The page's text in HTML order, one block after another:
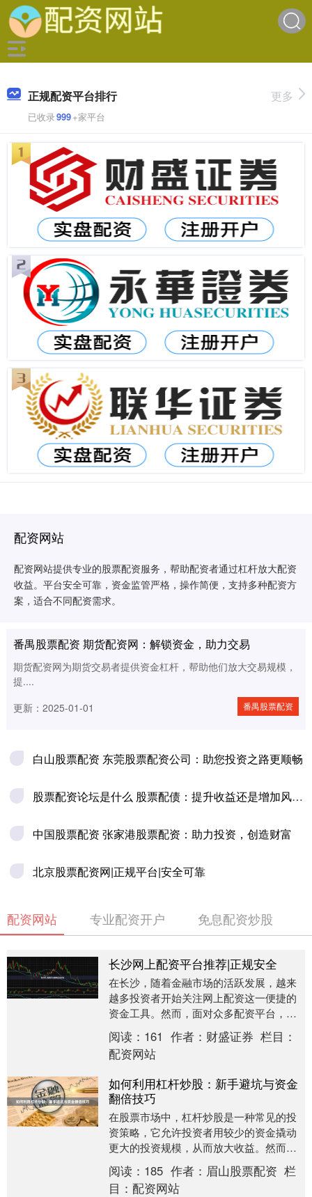
正规配资平台排行
已收录999+家平台
更多
配资网站
配资网站提供专业的股票配资服务，帮助配资者通过杠杆放大配资
收益。平台安全可靠，资金监管严格，操作简便，支持多种配资方
案，适合不同配资需求。
北京股票配资网|正规平台|安全可靠
番禺股票配资 期货配资网：解锁资金，助力交易
期货配资网为期货交易者提供资金杠杆，帮助他们放大交易规模，
提....
更新：2025-01-01
番禺股票配资
白山股票配资 东莞股票配资公司：助您投资之路更顺畅
股票配资论坛是什么 股票配债：提升收益还是增加风险？
中国股票配资 张家港股票配资：助力投资，创造财富
北京股票配资网|正规平台|安全可靠
配资网站 专业配资开户 免息配资炒股
长沙网上配资平台推荐|正规安全
在长沙，随着金融市场的活跃发展，越来
越多投资者开始关注网上配资这一便捷的
资金工具。然而，面对众多配资平台，如
何选择一家正规、安全、可靠的平台，成
为投资者首要考虑....
阅读： 161 作者： 财盛证券 栏目：
配资网站
如何利用杠杆炒股：新手避坑与资金
翻倍技巧
在股票市场中，杠杆炒股是一种常见的投
资策略，它允许投资者用较少的资金撬动
更大的投资规模，从而放大收益。然而，
杠杆也是一把双刃剑，使用不当可能导致
资金快速亏损。本....
阅读： 185 作者： 眉山股票配资 栏
目： 配资网站